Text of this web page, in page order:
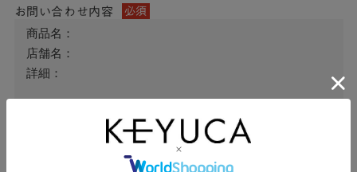
お問い合わせ内容 必須